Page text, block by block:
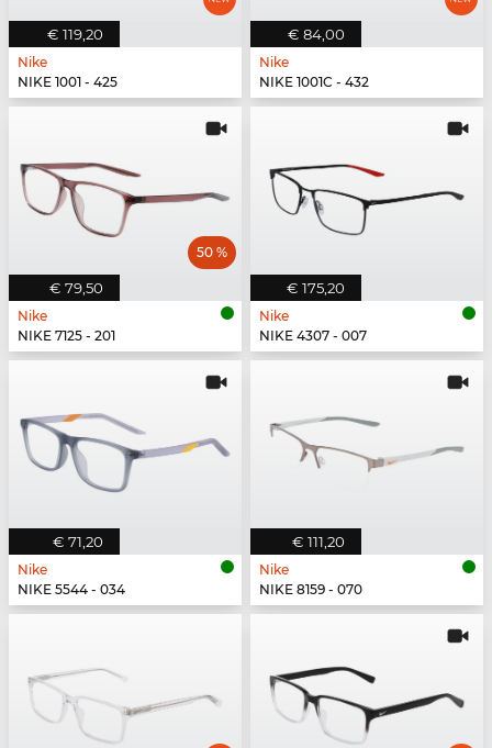
€ 119,20
Nike
NIKE 1001 - 425
€ 84,00
Nike
NIKE 1001C - 432
€ 79,50
50 %
Nike
NIKE 7125 - 201
€ 175,20
Nike
NIKE 4307 - 007
€ 71,20
Nike
NIKE 5544 - 034
€ 111,20
Nike
NIKE 8159 - 070